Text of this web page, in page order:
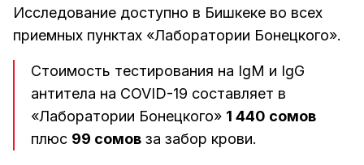
Исследование доступно в Бишкеке во всех
приемных пунктах «Лаборатории Бонецкого».
Стоимость тестирования на IgM и IgG
антитела на COVID-19 составляет в
«Лаборатории Бонецкого» 1 440 сомов
плюс 99 сомов за забор крови.